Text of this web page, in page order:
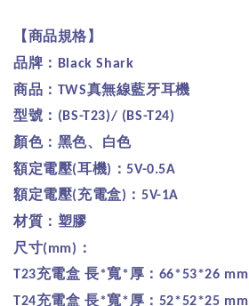
【商品規格】
品牌：
Black Shark
商品： TWS真無線藍牙耳機
型號： (BS-T23)/ (BS-T24)
顏色：黑色、白色
額定電壓(耳機) ：5V-0.5A
額定電壓(充電盒) ：5V-1A
材質：塑膠
尺寸(mm) ：
T23充電盒 長*寬* 厚： 66*53*26 mm
T24充電盒 長*寬* 厚： 52*52*25 mm